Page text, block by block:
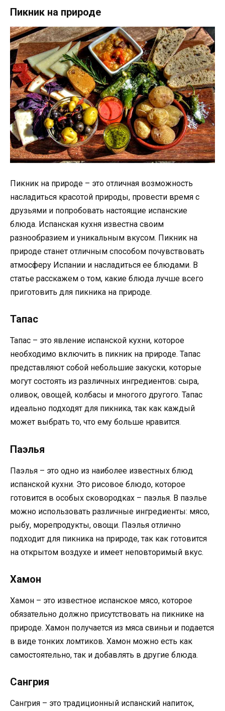
Пикник на природе
Пикник на природе – это отличная возможность
насладиться красотой природы, провести время с
друзьями и попробовать настоящие испанские
блюда. Испанская кухня известна своим
разнообразием и уникальным вкусом. Пикник на
природе станет отличным способом почувствовать
атмосферу Испании и насладиться ее блюдами. В
статье расскажем о том, какие блюда лучше всего
приготовить для пикника на природе.
Тапас
Тапас – это явление испанской кухни, которое
необходимо включить в пикник на природе. Тапас
представляют собой небольшие закуски, которые
могут состоять из различных ингредиентов: сыра,
оливок, овощей, колбасы и многого другого. Тапас
идеально подходят для пикника, так как каждый
может выбрать то, что ему больше нравится.
Паэлья
Паэлья – это одно из наиболее известных блюд
испанской кухни. Это рисовое блюдо, которое
готовится в особых сковородках – паэлья. В паэлье
можно использовать различные ингредиенты: мясо,
рыбу, морепродукты, овощи. Паэлья отлично
подходит для пикника на природе, так как готовится
на открытом воздухе и имеет неповторимый вкус.
Хамон
Хамон – это известное испанское мясо, которое
обязательно должно присутствовать на пикнике на
природе. Хамон получается из мяса свиньи и подается
в виде тонких ломтиков. Хамон можно есть как
самостоятельно, так и добавлять в другие блюда.
Сангрия
Сангрия – это традиционный испанский напиток,